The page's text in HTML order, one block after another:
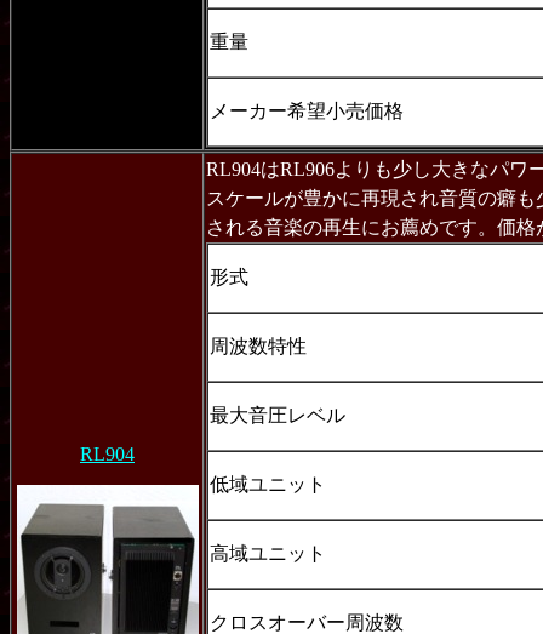
重量
メーカー希望小売価格
RL904
RL904はRL906よりも少し大きなパワ
スケールが豊かに再現され音質の癖
される音楽の再生にお薦めです。価
形式
周波数特性
最大音圧レベル
低域ユニット
高域ユニット
クロスオーバー周波数